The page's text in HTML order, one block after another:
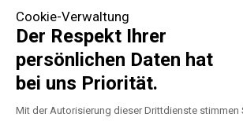
Cookie-Verwaltung
Der Respekt Ihrer
persönlichen Daten hat
bei uns Priorität.
Mit der Autorisierung dieser Drittdienste stimmen
Impressum
Datenschutzerklärung